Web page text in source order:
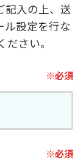
記入の上、送
ル設定を行な
さい。